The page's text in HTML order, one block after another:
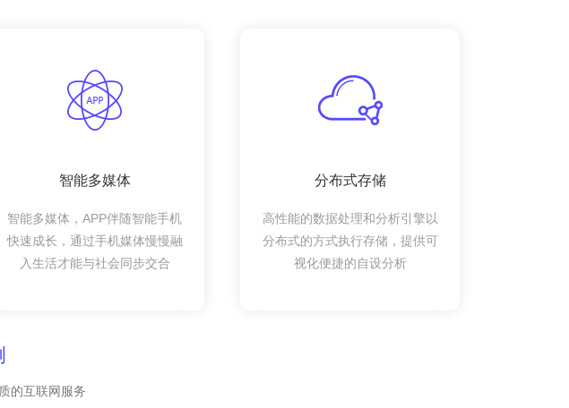
智能多媒体
智能多媒体，APP伴随智能手机
快速成长，通过手机媒体慢慢融
入生活才能与社会同步交合
分布式存储
高性能的数据处理和分析引擎以
分布式的方式执行存储，提供可
视化便捷的自设分析
的互联网服务